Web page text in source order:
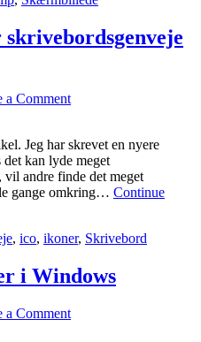
a Comment
Jeg har skrevet en nyere
kan lyde meget
andre finde det meget
gange omkring… Continue
, ico, ikoner, Skrivebord
i Windows
a Comment